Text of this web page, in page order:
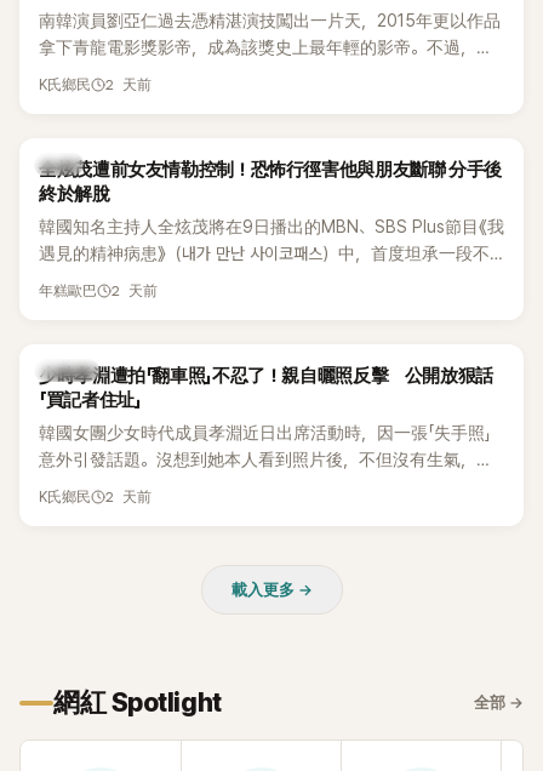
南韓演員劉亞仁過去憑精湛演技闖出一片天，2015年更以作品
拿下青龍電影獎影帝，成為該獎史上最年輕的影帝。不過，他
2023年爆出涉毒風波後，演藝事業受到重創，後續又牽扯與男
K氏鄉民 2 天前
韓星
全炫茂遭前女友情勒控制！恐怖行徑害他與朋友斷聯 分手後
終於解脫
韓國知名主持人全炫茂將在9日播出的MBN、SBS Plus節目《我
遇見的精神病患》（내가 만난 사이코패스）中，首度坦承一段不
堪回首的戀愛經歷，自爆曾遭前女友過度控制，不僅走到哪都
年糕歐巴 2 天前
K-POP
少時孝淵遭拍「翻車照」不忍了！親自曬照反擊 公開放狠話
「買記者住址」
韓國女團少女時代成員孝淵近日出席活動時，因一張「失手照」
意外引發話題。沒想到她本人看到照片後，不但沒有生氣，反
而親自把照片放上IG限時動態開玩笑，甚至幽默喊話要「買記者
K氏鄉民 2 天前
載入更多 →
網紅 Spotlight 全部 →